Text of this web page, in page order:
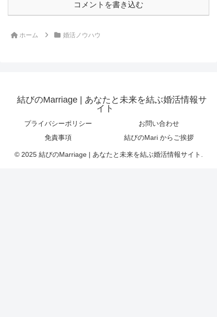
コメントを書き込む
ホーム 婚活ノウハウ
結びのMarriage | あなたと未来を結ぶ婚活情報サ
イト
プライバシーポリシー
お問い合わせ
免責事項
結びのMari からご挨拶
© 2025 結びのMarriage | あなたと未来を結ぶ婚活情報サイト.